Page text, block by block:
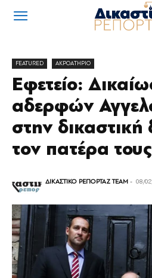
FEATURED ΑΚΡΟΑΤΗΡΙΟ
Εφετείο:
αδερφών
στην
τον πατέρα τους
ΔΙΚΑΣΤΙΚΟ ΡΕΠΟΡΤΑΖ TEAM - 08/